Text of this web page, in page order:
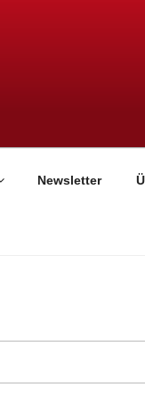
Newsletter